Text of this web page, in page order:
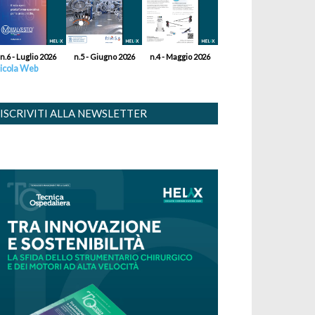
n.6 - Luglio 2026 n.5 - Giugno 2026 n.4 - Maggio 2026
Web
ISCRIVITI ALLA NEWSLETTER